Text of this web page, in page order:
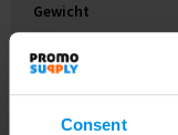
Consent
Gewicht
Materiaal